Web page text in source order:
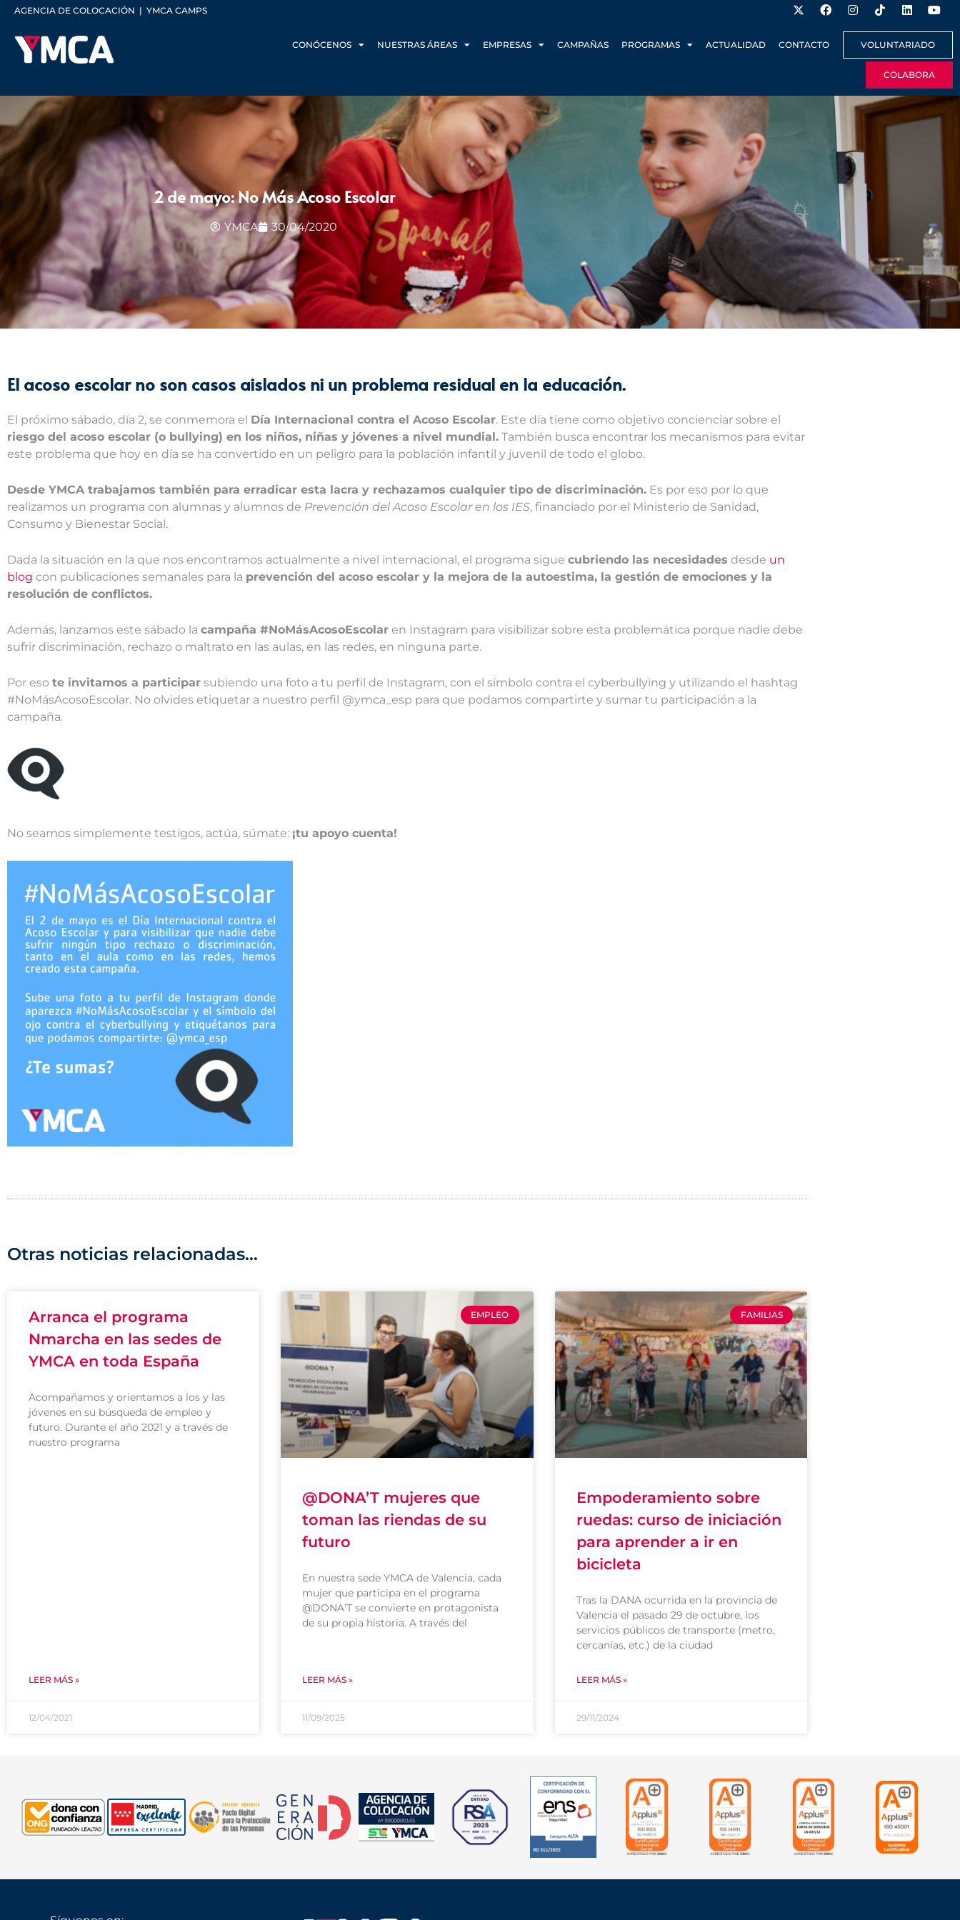
AGENCIA DE COLOCACIÓN | YMCA CAMPS
CONÓCENOS NUESTRAS ÁREAS EMPRESAS CAMPAÑAS PROGRAMAS ACTUALIDAD CONTACTO VOLUNTARIADO
COLABORA
2 de mayo: No Más Acoso Escolar
YMCA 30/04/2020
El acoso escolar no son casos aislados ni un problema residual en la educación.
El próximo sábado, día 2, se conmemora el Día Internacional contra el Acoso Escolar. Este día tiene como objetivo concienciar sobre el
riesgo del acoso escolar (o bullying) en los niños, niñas y jóvenes a nivel mundial. También busca encontrar los mecanismos para evitar
este problema que hoy en día se ha convertido en un peligro para la población infantil y juvenil de todo el globo.
Desde YMCA trabajamos también para erradicar esta lacra y rechazamos cualquier tipo de discriminación. Es por eso por lo que
realizamos un programa con alumnas y alumnos de Prevención del Acoso Escolar en los IES, financiado por el Ministerio de Sanidad,
Consumo y Bienestar Social.
Dada la situación en la que nos encontramos actualmente a nivel internacional, el programa sigue cubriendo las necesidades desde un
blog con publicaciones semanales para la prevención del acoso escolar y la mejora de la autoestima, la gestión de emociones y la
resolución de conflictos.
Además, lanzamos este sábado la campaña #NoMásAcosoEscolar en Instagram para visibilizar sobre esta problemática porque nadie debe
sufrir discriminación, rechazo o maltrato en las aulas, en las redes, en ninguna parte.
Por eso te invitamos a participar subiendo una foto a tu perfil de Instagram, con el símbolo contra el cyberbullying y utilizando el hashtag
#NoMásAcosoEscolar. No olvides etiquetar a nuestro perfil @ymca_esp para que podamos compartirte y sumar tu participación a la
campaña.
No seamos simplemente testigos, actúa, súmate: ¡tu apoyo cuenta!
Otras noticias relacionadas...
Arranca el programa
Nmarcha en las sedes de
YMCA en toda España
Acompañamos y orientamos a los y las
jóvenes en su búsqueda de empleo y
futuro. Durante el año 2021 y a través de
nuestro programa
LEER MÁS »
12/04/2021
EMPLEO
@DONA’T mujeres que
toman las riendas de su
futuro
En nuestra sede YMCA de Valencia, cada
mujer que participa en el programa
@DONA’T se convierte en protagonista
de su propia historia. A través del
LEER MÁS »
11/09/2025
FAMILIAS
Empoderamiento sobre
ruedas: curso de iniciación
para aprender a ir en
bicicleta
Tras la DANA ocurrida en la provincia de
Valencia el pasado 29 de octubre, los
servicios públicos de transporte (metro,
cercanías, etc.) de la ciudad
LEER MÁS »
29/11/2024